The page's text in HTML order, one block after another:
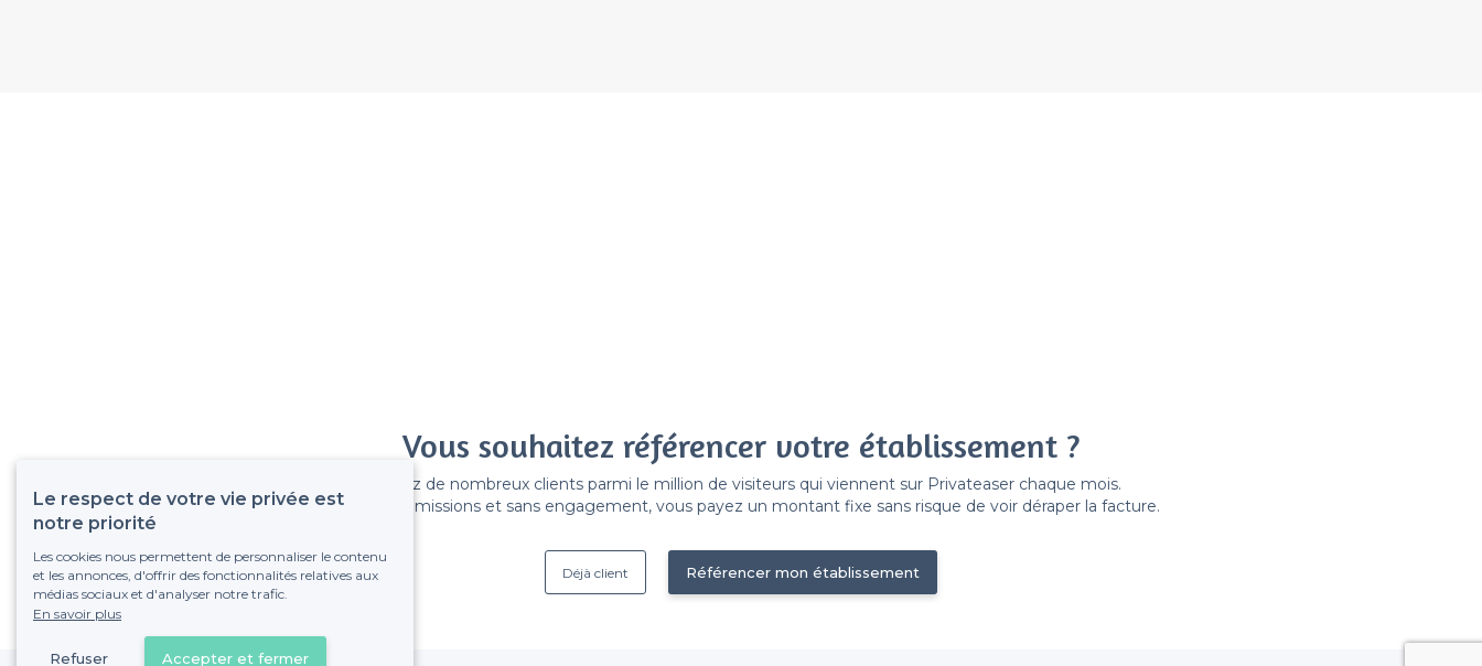
Vous souhaitez référencer votre établissement ?
Gagnez de nombreux clients parmi le million de visiteurs qui viennent sur Privateaser chaque mois.
Pas de commissions et sans engagement, vous payez un montant fixe sans risque de voir déraper la facture.
Référencer mon établissement
Déjà client
Le respect de votre vie privée est
notre priorité
Les cookies nous permettent de personnaliser le contenu
et les annonces, d'offrir des fonctionnalités relatives aux
médias sociaux et d'analyser notre trafic.
En savoir plus
Refuser Accepter et fermer